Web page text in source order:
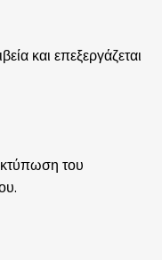
και επεξεργάζεται
του